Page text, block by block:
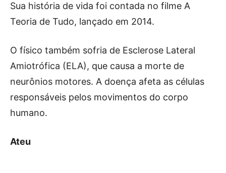
Sua história de vida foi contada no filme A
Teoria de Tudo, lançado em 2014.
O físico também sofria de Esclerose Lateral
Amiotrófica (ELA), que causa a morte de
neurônios motores. A doença afeta as células
responsáveis pelos movimentos do corpo
humano.
Ateu